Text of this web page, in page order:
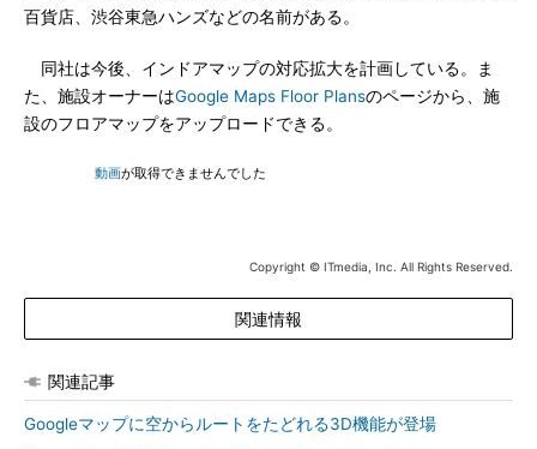
百貨店、渋谷東急ハンズなどの名前がある。
同社は今後、インドアマップの対応拡大を計画している。ま
た、施設オーナーはGoogle Maps Floor Plansのページから、施
設のフロアマップをアップロードできる。
動画が取得できませんでした
Copyright © ITmedia, Inc. All Rights Reserved.
関連情報
関連記事
Googleマップに空からルートをたどれる3D機能が登場